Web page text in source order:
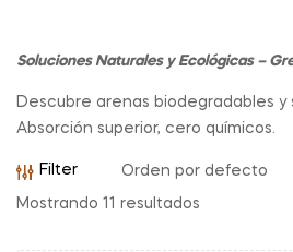
Soluciones Naturales y Ecológicas –
Descubre arenas biodegradables y
Absorción superior, cero químicos.
Filter
Mostrando 11 resultados